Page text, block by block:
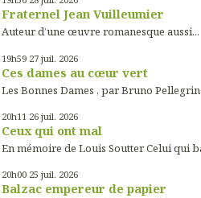
Fraternel Jean Vuilleumier
Auteur d’une œuvre romanesque aussi...
19h59 27 juil. 2026
Ces dames au cœur vert
Les Bonnes Dames , par Bruno
20h11 26 juil. 2026
Ceux qui ont mal
En mémoire de Louis Soutter Celui qui
20h00 25 juil. 2026
Balzac empereur de papier